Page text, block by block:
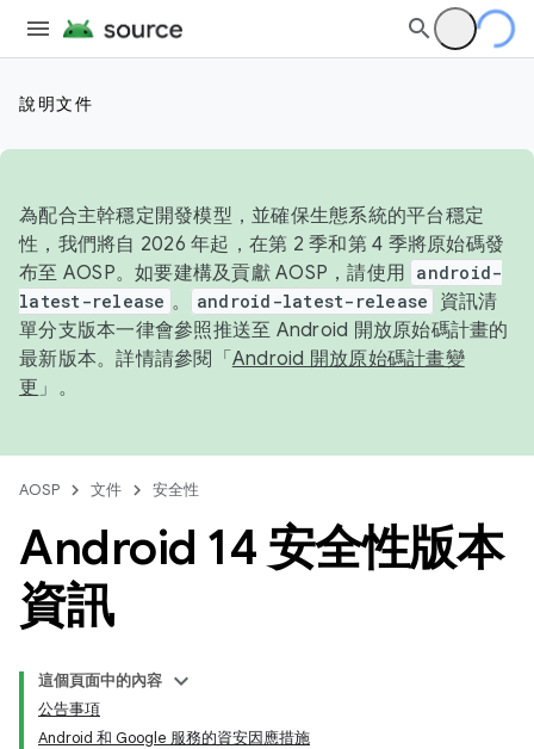
說明文件
為配合主幹穩定開發模型，並確保生態系統的平台穩定
性，我們將自 2026 年起，在第 2 季和第 4 季將原始碼發
布至 AOSP。如要建構及貢獻 AOSP，請使用 android-
latest-release 。 android-latest-release
資訊清
單分支版本一律會參照推送至 Android 開放原始碼計畫的
最新版本。詳情請參閱「 Android 開放原始碼計畫變
更 」。
AOSP 文件 安全性
Android 14 安全性版本
資訊
這個頁面中的內容
公告事項
Android 和 Google 服務的資安因應措施